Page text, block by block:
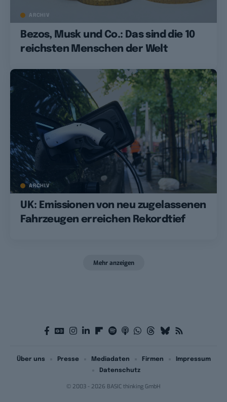
ARCHIV
Bezos, Musk und Co.: Das sind die 10
reichsten Menschen der Welt
ARCHIV
UK: Emissionen von neu zugelassenen
Fahrzeugen erreichen Rekordtief
Mehr anzeigen
© 2003 - 2026 BASIC thinking GmbH
Über uns Presse Mediadaten Firmen
Impressum
Datenschutz